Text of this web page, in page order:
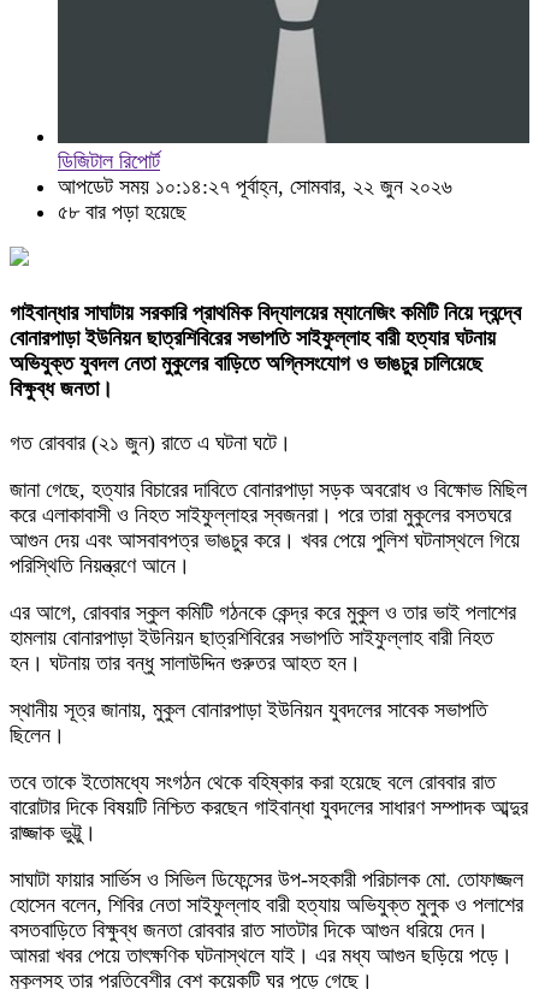
ডিজিটাল রিপোর্ট
আপডেট সময় ১০:১৪:২৭ পূর্বাহ্ন, সোমবার, ২২ জুন ২০২৬
৫৮ বার পড়া হয়েছে
গাইবান্ধার সাঘাটায় সরকারি প্রাথমিক বিদ্যালয়ের ম্যানেজিং কমিটি নিয়ে দ্বন্দ্বে
বোনারপাড়া ইউনিয়ন ছাত্রশিবিরের সভাপতি সাইফুল্লাহ বারী হত্যার ঘটনায়
অভিযুক্ত যুবদল নেতা মুকুলের বাড়িতে অগ্নিসংযোগ ও ভাঙচুর চালিয়েছে
বিক্ষুব্ধ জনতা।
গত রোববার (২১ জুন) রাতে এ ঘটনা ঘটে।
জানা গেছে, হত্যার বিচারের দাবিতে বোনারপাড়া সড়ক অবরোধ ও বিক্ষোভ মিছিল
করে এলাকাবাসী ও নিহত সাইফুল্লাহর স্বজনরা। পরে তারা মুকুলের বসতঘরে
আগুন দেয় এবং আসবাবপত্র ভাঙচুর করে। খবর পেয়ে পুলিশ ঘটনাস্থলে গিয়ে
পরিস্থিতি নিয়ন্ত্রণে আনে।
এর আগে, রোববার স্কুল কমিটি গঠনকে কেন্দ্র করে মুকুল ও তার ভাই পলাশের
হামলায় বোনারপাড়া ইউনিয়ন ছাত্রশিবিরের সভাপতি সাইফুল্লাহ বারী নিহত
হন। ঘটনায় তার বন্ধু সালাউদ্দিন গুরুতর আহত হন।
স্থানীয় সূত্র জানায়, মুকুল বোনারপাড়া ইউনিয়ন যুবদলের সাবেক সভাপতি
ছিলেন।
তবে তাকে ইতোমধ্যে সংগঠন থেকে বহিষ্কার করা হয়েছে বলে রোববার রাত
বারোটার দিকে বিষয়টি নিশ্চিত করছেন গাইবান্ধা যুবদলের সাধারণ সম্পাদক আব্দুর
রাজ্জাক ভুট্টু।
সাঘাটা ফায়ার সার্ভিস ও সিভিল ডিফেন্সের উপ-সহকারী পরিচালক মো. তোফাজ্জল
হোসেন বলেন, শিবির নেতা সাইফুল্লাহ বারী হত্যায় অভিযুক্ত মুলুক ও পলাশের
বসতবাড়িতে বিক্ষুব্ধ জনতা রোববার রাত সাতটার দিকে আগুন ধরিয়ে দেন।
আমরা খবর পেয়ে তাৎক্ষণিক ঘটনাস্থলে যাই। এর মধ্য আগুন ছড়িয়ে পড়ে।
মুকুলসহ তার প্রতিবেশীর বেশ কয়েকটি ঘর পুড়ে গেছে।